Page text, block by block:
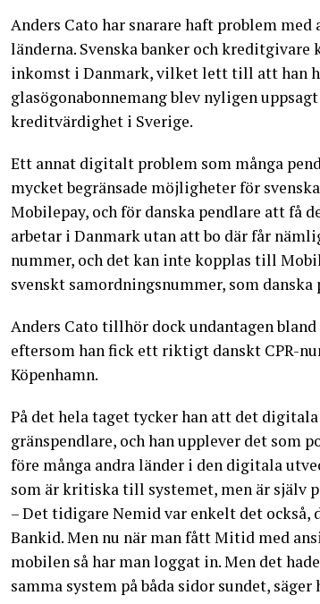
Anders Cato har snarare haft problem
länderna. Svenska banker och
inkomst i Danmark, vilket lett till att han
glasögonabonnemang blev nyligen
kreditvärdighet i Sverige.
Ett annat digitalt problem som många
mycket begränsade möjligheter för
Mobilepay, och för danska pendlare att få
arbetar i Danmark utan att bo där får
nummer, och det kan inte kopplas till
svenskt samordningsnummer, som
Anders Cato tillhör dock undantagen
eftersom han fick ett riktigt danskt CPR-
Köpenhamn.
På det hela taget tycker han att det
gränspendlare, och han upplever det som
före många andra länder i den digitala
som är kritiska till systemet, men är själv
– Det tidigare Nemid var enkelt det
Bankid. Men nu när man fått Mitid med
mobilen så har man loggat in. Men det
samma system på båda sidor sundet, säger